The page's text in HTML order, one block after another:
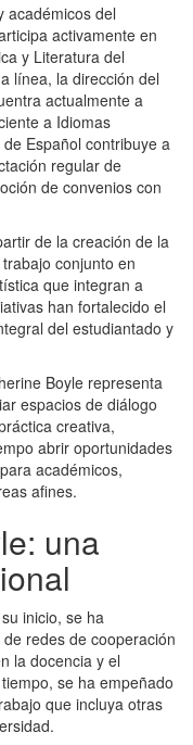
académicos del
activamente en
y Literatura del
línea, la dirección del
actualmente a
a Idiomas
Español contribuye a
regular de
de convenios con
de la creación de la
conjunto en
que integran a
han fortalecido el
del estudiantado y
Boyle representa
espacios de diálogo
creativa,
abrir oportunidades
académicos,
afines.
una
inicio, se ha
redes de cooperación
la docencia y el
se ha empeñado
que incluya otras